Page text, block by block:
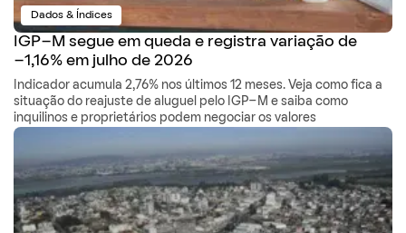
Dados & Índices
IGP-M segue em queda e registra variação de
-1,16% em julho de 2026
Indicador acumula 2,76% nos últimos 12 meses. Veja como fica a
situação do reajuste de aluguel pelo IGP-M e saiba como
inquilinos e proprietários podem negociar os valores